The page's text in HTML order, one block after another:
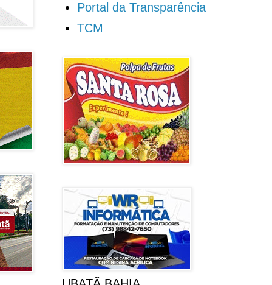
Portal da Transparência
TCM